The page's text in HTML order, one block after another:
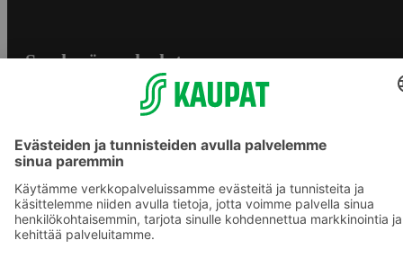
S-ryhmän palvelut
Yhteishyvä Ruoka -sovellus
S-ostoslista -sovellus
Prisma.fi
Sokos.fi
S-Pankki